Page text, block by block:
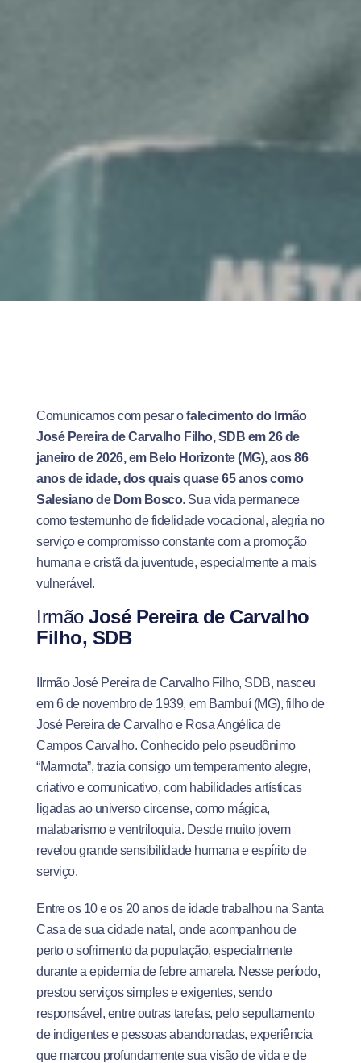
Comunicamos com pesar ofalecimento do Irmão
José Pereira de Carvalho Filho, SDB em 26 de
janeiro de 2026, em Belo Horizonte (MG), aos 86
anos de idade, dos quais quase 65 anos como
Salesiano de Dom Bosco. Sua vida permanece
como testemunho de fidelidade vocacional, alegria no
serviço e compromisso constante com a promoção
humana e cristã da juventude, especialmente a mais
vulnerável.
IrmãoJosé Pereira de Carvalho
Filho, SDB
IIrmão José Pereira de Carvalho Filho, SDB, nasceu
em 6 de novembro de 1939, em Bambuí (MG), filho de
José Pereira de Carvalho e Rosa Angélica de
Campos Carvalho. Conhecido pelo pseudônimo
“Marmota”, trazia consigo um temperamento alegre,
criativo e comunicativo, com habilidades artísticas
ligadas ao universo circense, como mágica,
malabarismo e ventriloquia. Desde muito jovem
revelou grande sensibilidade humana e espírito de
serviço.
Entre os 10 e os 20 anos de idade trabalhou na Santa
Casa de sua cidade natal, onde acompanhou de
perto o sofrimento da população, especialmente
durante a epidemia de febre amarela. Nesse período,
prestou serviços simples e exigentes, sendo
responsável, entre outras tarefas, pelo sepultamento
de indigentes e pessoas abandonadas, experiência
que marcou profundamente sua visão de vida e de